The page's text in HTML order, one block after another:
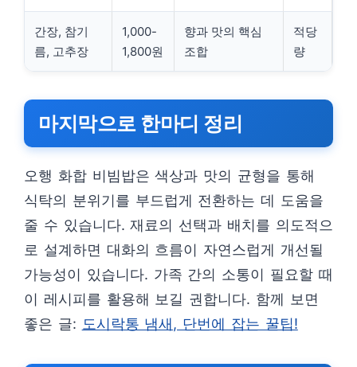
간장, 참기
름, 고추장
1,000-
1,800원
향과 맛의 핵심
조합
적당
량
마지막으로 한마디 정리
오행 화합 비빔밥은 색상과 맛의 균형을 통해
식탁의 분위기를 부드럽게 전환하는 데 도움을
줄 수 있습니다. 재료의 선택과 배치를 의도적으
로 설계하면 대화의 흐름이 자연스럽게 개선될
가능성이 있습니다. 가족 간의 소통이 필요할 때
이 레시피를 활용해 보길 권합니다. 함께 보면
좋은 글: 도시락통 냄새, 단번에 잡는 꿀팁!